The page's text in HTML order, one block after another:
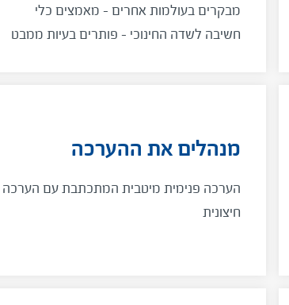
מבקרים בעולמות אחרים – מאמצים כלי
חשיבה לשדה החינוכי – פותרים בעיות ממבט
מנהלים את ההערכה
הערכה פנימית מיטבית המתכתבת עם הערכה
חיצונית